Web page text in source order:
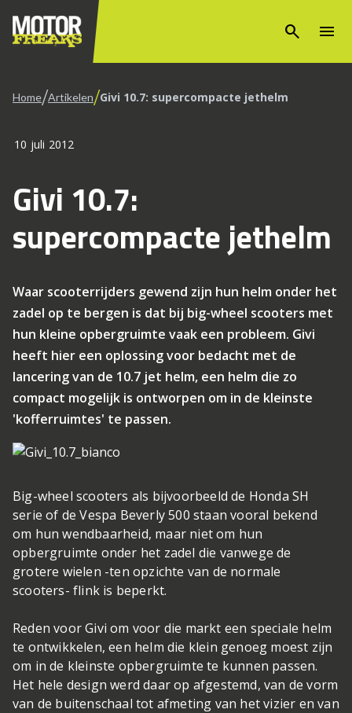
search menu
Home/Artikelen/Givi 10.7: supercompacte jethelm
10 juli 2012
Givi 10.7:
supercompacte jethelm
Waar scooterrijders gewend zijn hun helm onder het
zadel op te bergen is dat bij big-wheel scooters met
hun kleine opbergruimte vaak een probleem. Givi
heeft hier een oplossing voor bedacht met de
lancering van de 10.7 jet helm, een helm die zo
compact mogelijk is ontworpen om in de kleinste
'kofferruimtes' te passen.
Big-wheel scooters als bijvoorbeeld de Honda SH
serie of de Vespa Beverly 500 staan vooral bekend
om hun wendbaarheid, maar niet om hun
opbergruimte onder het zadel die vanwege de
grotere wielen -ten opzichte van de normale
scooters- flink is beperkt.
Reden voor Givi om voor die markt een speciale helm
te ontwikkelen, een helm die klein genoeg moest zijn
om in de kleinste opbergruimte te kunnen passen.
Het hele design werd daar op afgestemd, van de vorm
van de buitenschaal tot afmeting van het vizier en van